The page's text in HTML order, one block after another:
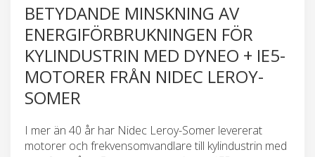
BETYDANDE MINSKNING AV
ENERGIFÖRBRUKNINGEN FÖR
KYLINDUSTRIN MED DYNEO + IE5-
MOTORER FRÅN NIDEC LEROY-
SOMER
I mer än 40 år har Nidec Leroy-Somer levererat
motorer och frekvensomvandlare till kylindustrin med